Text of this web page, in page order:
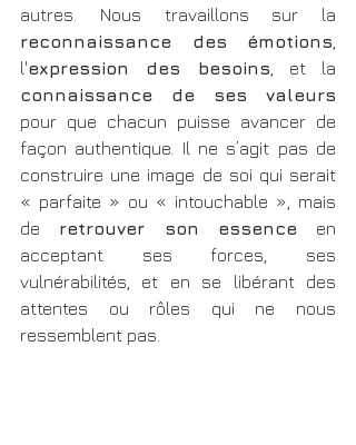
autres. Nous travaillons sur la
reconnaissance des émotions
l'expression des besoins
connaissance de ses valeurs
pour que chacun puisse avancer de
façon authentique. Il ne s’agit pas de
construire une image de soi qui serait
« parfaite » ou « intouchable », mais
de retrouver son essence en
acceptant ses forces, ses
vulnérabilités, et en se libérant des
attentes ou rôles qui ne nous
ressemblent pas.